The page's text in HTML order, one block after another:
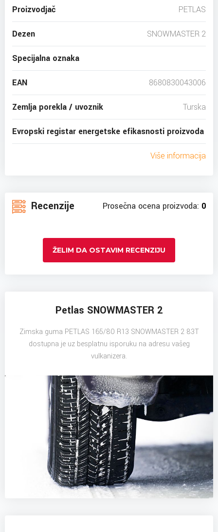
Proizvodjač PETLAS
Dezen SNOWMASTER 2
Specijalna oznaka
EAN 8680830043006
Zemlja porekla / uvoznik Turska
Evropski registar energetske efikasnosti proizvoda
Više informacija
Recenzije Prosečna ocena proizvoda: 0
ŽELIM DA OSTAVIM RECENZIJU
Petlas SNOWMASTER 2
Zimska guma PETLAS 165/80 R13 SNOWMASTER 2 83T
dostupna je uz besplatnu isporuku na adresu vašeg
vulkanizera.